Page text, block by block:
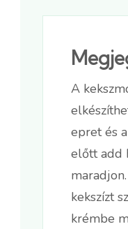
A
epret és
előtt add
kekszízt
krémbe